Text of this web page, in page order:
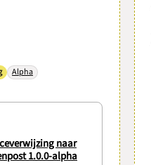
Alpha
naar
1.0.0-alpha